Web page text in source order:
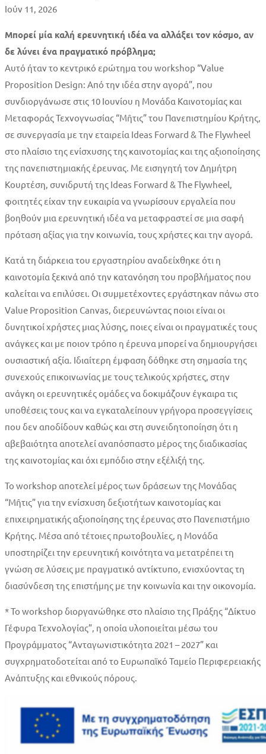
Ιούν 11, 2026
Μπορεί μία καλή ερευνητική ιδέα να αλλάξει τον κόσμο, αν
δε λύνει ένα πραγματικό πρόβλημα;
Αυτό ήταν το κεντρικό ερώτημα του workshop “Value
Proposition Design: Από την ιδέα στην αγορά”, που
συνδιοργάνωσε στις 10 Ιουνίου η Μονάδα Καινοτομίας και
Μεταφοράς Τεχνογνωσίας “Μῆτις” του Πανεπιστημίου Κρήτης,
σε συνεργασία με την εταιρεία Ideas Forward & The Flywheel
στο πλαίσιο της ενίσχυσης της καινοτομίας και της αξιοποίησης
της πανεπιστημιακής έρευνας. Με εισηγητή τον Δημήτρη
Κουρτέση, συνιδρυτή της Ideas Forward & The Flywheel,
φοιτητές είχαν την ευκαιρία να γνωρίσουν εργαλεία που
βοηθούν μια ερευνητική ιδέα να μεταφραστεί σε μια σαφή
πρόταση αξίας για την κοινωνία, τους χρήστες και την αγορά.
Κατά τη διάρκεια του εργαστηρίου αναδείχθηκε ότι η
καινοτομία ξεκινά από την κατανόηση του προβλήματος που
καλείται να επιλύσει. Οι συμμετέχοντες εργάστηκαν πάνω στο
Value Proposition Canvas, διερευνώντας ποιοι είναι οι
δυνητικοί χρήστες μιας λύσης, ποιες είναι οι πραγματικές τους
ανάγκες και με ποιον τρόπο η έρευνα μπορεί να δημιουργήσει
ουσιαστική αξία. Ιδιαίτερη έμφαση δόθηκε στη σημασία της
συνεχούς επικοινωνίας με τους τελικούς χρήστες, στην
ανάγκη οι ερευνητικές ομάδες να δοκιμάζουν έγκαιρα τις
υποθέσεις τους και να εγκαταλείπουν γρήγορα προσεγγίσεις
που δεν αποδίδουν καθώς και στη συνειδητοποίηση ότι η
αβεβαιότητα αποτελεί αναπόσπαστο μέρος της διαδικασίας
της καινοτομίας και όχι εμπόδιο στην εξέλιξή της.
Το workshop αποτελεί μέρος των δράσεων της Μονάδας
“Μῆτις” για την ενίσχυση δεξιοτήτων καινοτομίας και
επιχειρηματικής αξιοποίησης της έρευνας στο Πανεπιστήμιο
Κρήτης. Μέσα από τέτοιες πρωτοβουλίες, η Μονάδα
υποστηρίζει την ερευνητική κοινότητα να μετατρέπει τη
γνώση σε λύσεις με πραγματικό αντίκτυπο, ενισχύοντας τη
διασύνδεση της επιστήμης με την κοινωνία και την οικονομία.
* Το workshop διοργανώθηκε στο πλαίσιο της Πράξης “Δίκτυο
Γέφυρα Τεχνολογίας”, η οποία υλοποιείται μέσω του
Προγράμματος “Ανταγωνιστικότητα 2021 – 2027” και
συγχρηματοδοτείται από το Ευρωπαϊκό Ταμείο Περιφερειακής
Ανάπτυξης και εθνικούς πόρους.